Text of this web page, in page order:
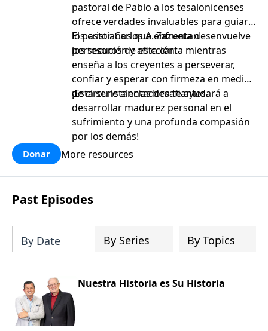
pastoral de Pablo a los tesalonicenses
ofrece verdades invaluables para guiar a
los cristianos que enfrentan
persecución y aflicción.
El pastor Carlos A. Zazueta desenvuelve
los tesoros de esta carta mientras
enseña a los creyentes a perseverar,
confiar y esperar con firmeza en medio
de circunstancias desafiantes.
¡Esta serie alentadora te ayudará a
desarrollar madurez personal en el
sufrimiento y una profunda compasión
por los demás!
Donar More resources
Past Episodes
By Date By Series By Topics
Nuestra Historia es Su Historia